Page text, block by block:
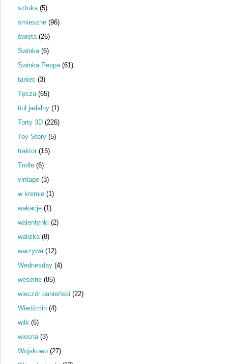
sztuka (5)
śmieszne (96)
święta (26)
Świnka (6)
Świnka Peppa (61)
taniec (3)
Tęcza (65)
tiul jadalny (1)
Torty 3D (226)
Toy Story (5)
traktor (15)
Trolle (6)
vintage (3)
w kremie (1)
wakacje (1)
walentynki (2)
walizka (8)
warzywa (12)
Wednesday (4)
weselne (85)
wieczór panieński (22)
Wiedźmin (4)
wilk (6)
wiosna (3)
Wojskowo (27)